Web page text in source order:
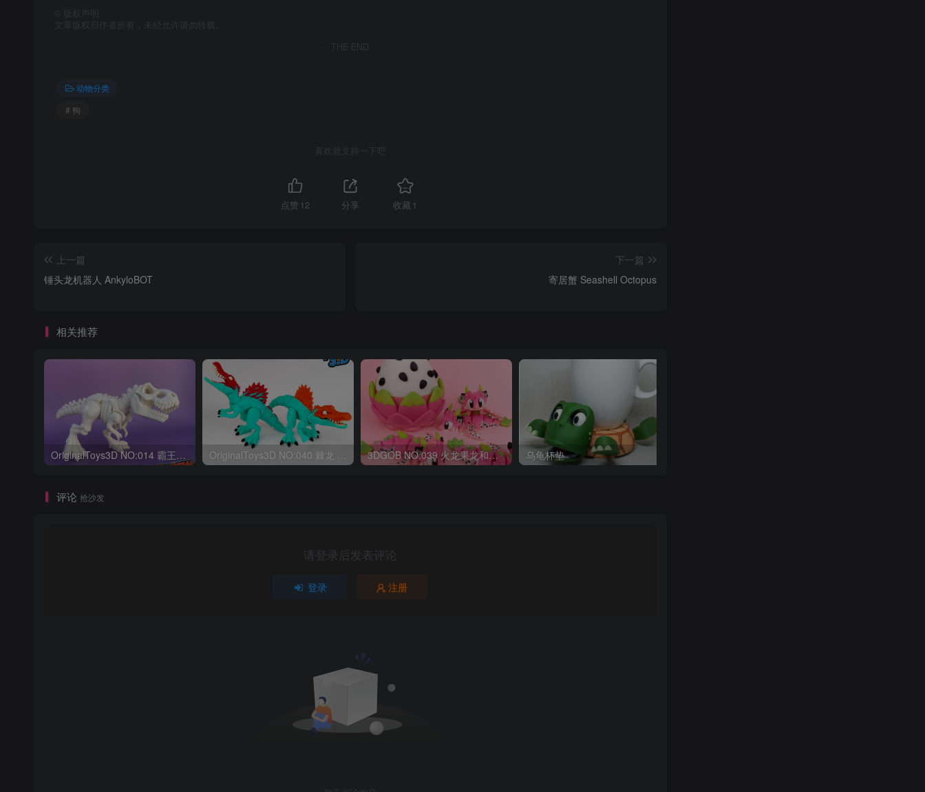
版权声明
文章版权归作者所有，未经允许请勿转载。
THE END
动物分类
# 狗
喜欢就支持一下吧
点赞 12 分享 收藏 1
上一篇
锤头龙机器人 AnkyloBOT
下一篇
寄居蟹 Seashell Octopus
相关推荐
OriginalToys3D NO:014 霸王龙骨架 OriginalToys3D NO:040 棘龙 Spinosaurus Remastered 3DGOB NO:039 火龙果龙和龙蛋 DragonFruit_MiniDragon 乌龟杯垫
评论 抢沙发
请登录后发表评论
登录 注册